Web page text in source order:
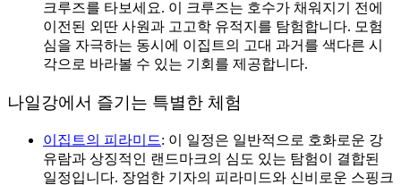
크루즈를 타보세요. 이 크루즈는 호수가 채워지기 전에
이전된 외딴 사원과 고고학 유적지를 탐험합니다. 모험
심을 자극하는 동시에 이집트의 고대 과거를 색다른 시
각으로 바라볼 수 있는 기회를 제공합니다.
나일강에서 즐기는 특별한 체험
이집트의 피라미드: 이 일정은 일반적으로 호화로운 강
유람과 상징적인 랜드마크의 심도 있는 탐험이 결합된
일정입니다. 장엄한 기자의 피라미드와 신비로운 스핑크